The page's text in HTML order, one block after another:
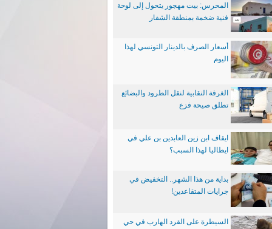
المحرس: بيت مهجور يتحول إلى لوحة
فنية ضخمة بمنطقة الشفار
أسعار الصرف بالدينار التونسي لهذا
اليوم
الغرفة النقابية لنقل الطرود والبضائع
تطلق صيحة فزع
ايقاف ابن زين العابدين بن علي في
ايطاليا لهذا السبب؟
بداية من هذا الشهر.. التخفيض في
جرايات المتقاعدين!
السيطرة على القرد الهارب في حي